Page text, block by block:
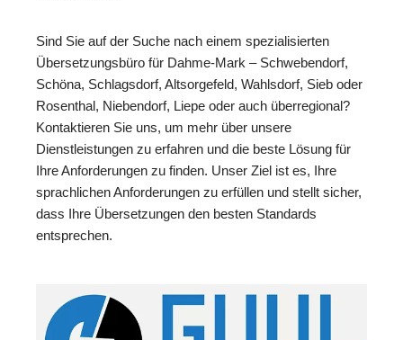
Sind Sie auf der Suche nach einem spezialisierten
Übersetzungsbüro für Dahme-Mark – Schwebendorf,
Schöna, Schlagsdorf, Altsorgefeld, Wahlsdorf, Sieb oder
Rosenthal, Niebendorf, Liepe oder auch überregional?
Kontaktieren Sie uns, um mehr über unsere
Dienstleistungen zu erfahren und die beste Lösung für
Ihre Anforderungen zu finden. Unser Ziel ist es, Ihre
sprachlichen Anforderungen zu erfüllen und stellt sicher,
dass Ihre Übersetzungen den besten Standards
entsprechen.